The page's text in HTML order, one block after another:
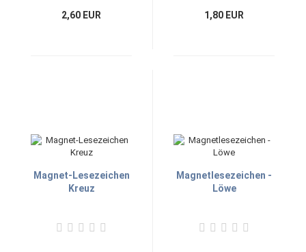
2,60 EUR 1,80 EUR
Magnet-Lesezeichen
Kreuz
Magnetlesezeichen -
Löwe